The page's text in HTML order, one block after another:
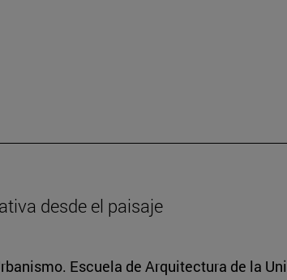
desde el paisaje
Escuela de Arquitectura de la